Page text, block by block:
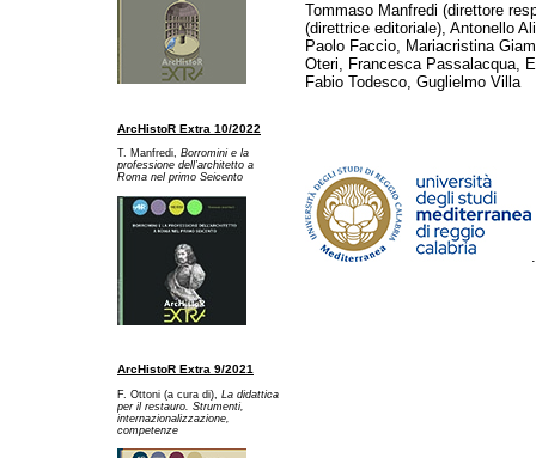
ArcHistoR Extra 10/2022
T. Manfredi, Borromini e la
professione dell’architetto a
Roma nel primo Seicento
ArcHistoR Extra 9/2021
F. Ottoni (a cura di), La didattica
per il restauro. Strumenti,
internazionalizzazione,
competenze
Tommaso Manfredi (direttore
(direttrice editoriale), Antonello
Paolo Faccio, Mariacristina
Oteri, Francesca Passalacqua,
Fabio Todesco, Guglielmo Villa